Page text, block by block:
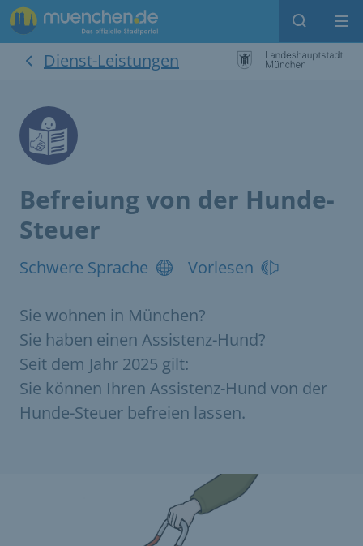
Suche
Dienst-Leistungen
Befreiung von der Hunde-
Steuer
Schwere Sprache Vorlesen
Sie wohnen in München?
Sie haben einen Assistenz-Hund?
Seit dem Jahr 2025 gilt:
Sie können Ihren Assistenz-Hund von der
Hunde-Steuer befreien lassen.